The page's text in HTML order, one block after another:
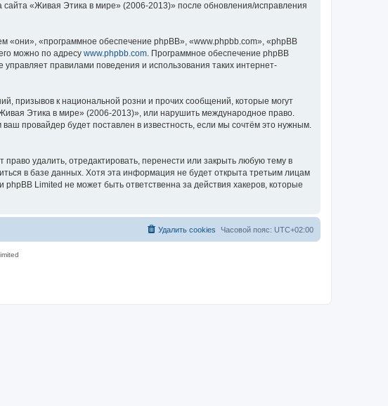
«Живая Этика в мире» (2006-2013)» после обновления/исправления
«программное обеспечение phpBB», «www.phpbb.com», «phpBB
можно по адресу www.phpbb.com. Программное обеспечение phpBB
правилами поведения и использования таких интернет-
призывов к национальной розни и прочих сообщений, которые могут
Этика в мире» (2006-2013)», или нарушить международное право.
провайдер будет поставлен в известность, если мы сочтём это нужным.
удалить, отредактировать, перенести или закрыть любую тему в
в базе данных. Хотя эта информация не будет открыта третьим лицам
Limited не может быть ответственна за действия хакеров, которые
Часовой пояс: UTC+02:00
Удалить cookies